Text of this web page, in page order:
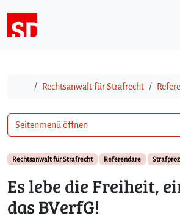
StartRechtsanwalt für Strafrecht
Rechtsanwalt für Strafrecht Referendare
Es lebe die Freiheit,
das BVerfG!
Seitenmenü öffnen